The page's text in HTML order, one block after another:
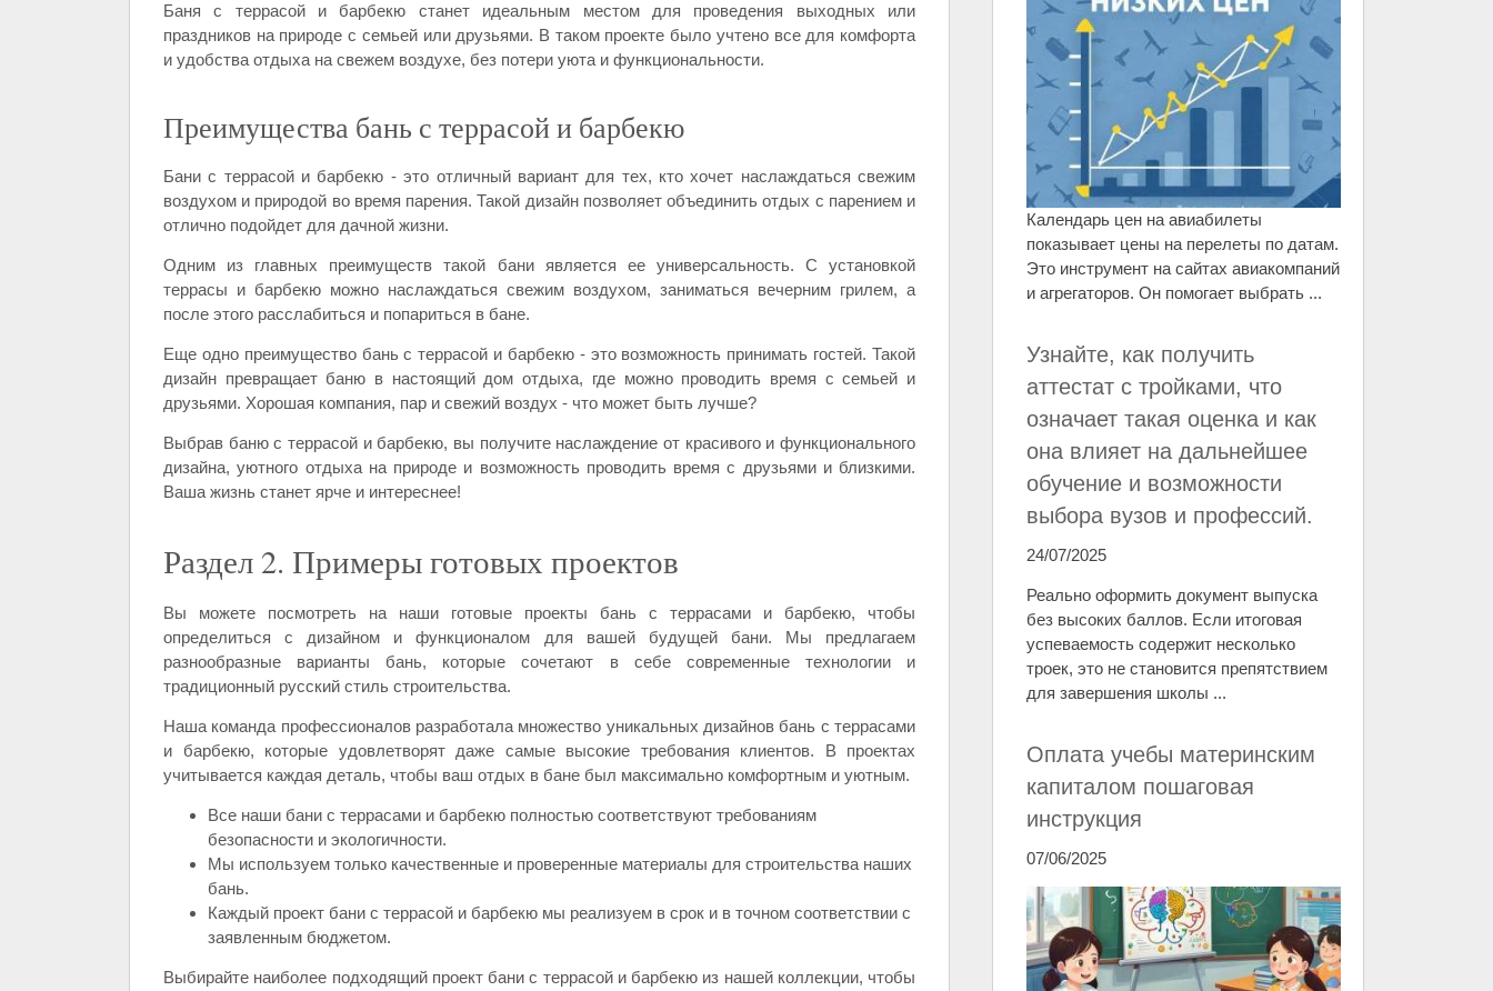
Баня с террасой и барбекю станет идеальным местом для проведения выходных или
праздников на природе с семьей или друзьями. В таком проекте было учтено все для комфорта
и удобства отдыха на свежем воздухе, без потери уюта и функциональности.
Преимущества бань с террасой и барбекю
Бани с террасой и барбекю - это отличный вариант для тех, кто хочет наслаждаться свежим
воздухом и природой во время парения. Такой дизайн позволяет объединить отдых с парением и
отлично подойдет для дачной жизни.
Одним из главных преимуществ такой бани является ее универсальность. С установкой
террасы и барбекю можно наслаждаться свежим воздухом, заниматься вечерним грилем, а
после этого расслабиться и попариться в бане.
Еще одно преимущество бань с террасой и барбекю - это возможность принимать гостей. Такой
дизайн превращает баню в настоящий дом отдыха, где можно проводить время с семьей и
друзьями. Хорошая компания, пар и свежий воздух - что может быть лучше?
Выбрав баню с террасой и барбекю, вы получите наслаждение от красивого и функционального
дизайна, уютного отдыха на природе и возможность проводить время с друзьями и близкими.
Ваша жизнь станет ярче и интереснее!
Раздел 2. Примеры готовых проектов
Вы можете посмотреть на наши готовые проекты бань с террасами и барбекю, чтобы
определиться с дизайном и функционалом для вашей будущей бани. Мы предлагаем
разнообразные варианты бань, которые сочетают в себе современные технологии и
традиционный русский стиль строительства.
Наша команда профессионалов разработала множество уникальных дизайнов бань с террасами
и барбекю, которые удовлетворят даже самые высокие требования клиентов. В проектах
учитывается каждая деталь, чтобы ваш отдых в бане был максимально комфортным и уютным.
Все наши бани с террасами и барбекю полностью соответствуют требованиям
безопасности и экологичности.
Мы используем только качественные и проверенные материалы для строительства наших
бань.
Каждый проект бани с террасой и барбекю мы реализуем в срок и в точном соответствии с
заявленным бюджетом.
Выбирайте наиболее подходящий проект бани с террасой и барбекю из нашей коллекции, чтобы
Календарь цен на авиабилеты
показывает цены на перелеты по датам.
Это инструмент на сайтах авиакомпаний
и агрегаторов. Он помогает выбрать ...
Узнайте, как получить
аттестат с тройками, что
означает такая оценка и как
она влияет на дальнейшее
обучение и возможности
выбора вузов и профессий.
24/07/2025
Реально оформить документ выпуска
без высоких баллов. Если итоговая
успеваемость содержит несколько
троек, это не становится препятствием
для завершения школы ...
Оплата учебы материнским
капиталом пошаговая
инструкция
07/06/2025